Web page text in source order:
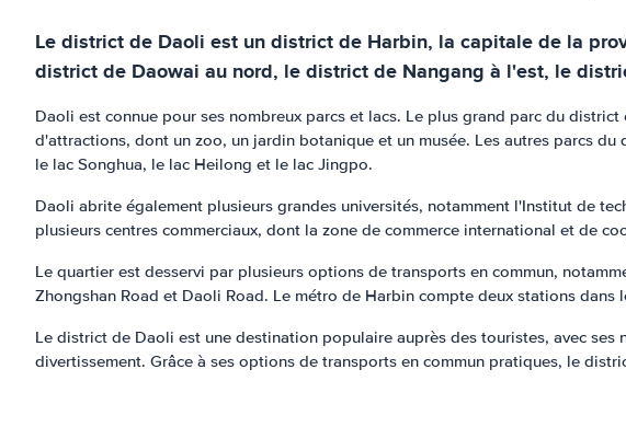
Le district de Daoli est un district de Harbin, la capitale de la
district de Daowai au nord, le district de Nangang à l'est, le
Daoli est connue pour ses nombreux parcs et lacs. Le plus grand parc du
d'attractions, dont un zoo, un jardin botanique et un musée. Les autres parcs
le lac Songhua, le lac Heilong et le lac Jingpo.
Daoli abrite également plusieurs grandes universités, notamment l'Institut de
plusieurs centres commerciaux, dont la zone de commerce international et de
Le quartier est desservi par plusieurs options de transports en commun,
Zhongshan Road et Daoli Road. Le métro de Harbin compte deux stations
Le district de Daoli est une destination populaire auprès des touristes, avec
divertissement. Grâce à ses options de transports en commun pratiques, le